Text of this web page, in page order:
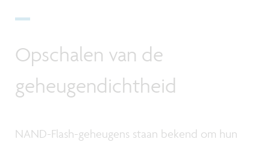
Opschalen van de
geheugendichtheid
NAND-Flash-geheugens staan bekend om hun